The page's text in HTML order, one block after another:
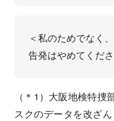
＜私のためでなく
告発はやめてくだ
（＊1）大阪地検特捜
スクのデータを改ざ